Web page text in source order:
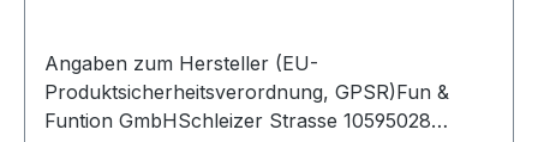
Angaben zum Hersteller (EU-
Produktsicherheitsverordnung, GPSR)Fun &
Funtion GmbHSchleizer Strasse 10595028